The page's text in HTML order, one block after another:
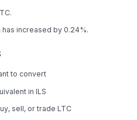
increased by 0.24%.
to convert
in ILS
sell, or trade LTC